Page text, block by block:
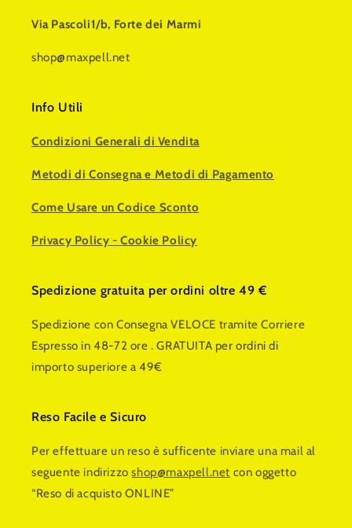
Via Pascoli1/b, Forte dei Marmi
shop@maxpell.net
Info Utili
Condizioni Generali di Vendita
Metodi di Consegna e Metodi di Pagamento
Come Usare un Codice Sconto
Privacy Policy -Cookie Policy
Spedizione gratuita per ordini oltre 49 €
Spedizione con Consegna VELOCE tramite Corriere
Espresso in 48-72 ore . GRATUITA per ordini di
importo superiore a 49€
Reso Facile e Sicuro
Per effettuare un reso è sufficente inviare una mail al
seguente indirizzoshop@maxpell.net con oggetto
“Reso di acquisto ONLINE”